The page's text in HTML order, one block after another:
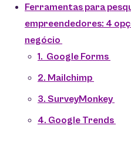
Ferramentas para
empreendedores: 4
negócio
1. Google Forms
2. Mailchimp
3. SurveyMonkey
4. Google Trends